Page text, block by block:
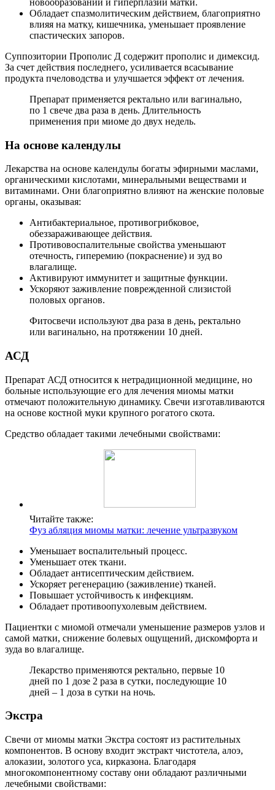
Обладает спазмолитическим действием, благоприятно
влияя на матку, кишечника, уменьшает проявление
спастических запоров.
Суппозитории Прополис Д содержит прополис и димексид.
За счет действия последнего, усиливается всасывание
продукта пчеловодства и улучшается эффект от лечения.
Препарат применяется ректально или вагинально,
по 1 свече два раза в день. Длительность
применения при миоме до двух недель.
На основе календулы
Лекарства на основе календулы богаты эфирными маслами,
органическими кислотами, минеральными веществами и
витаминами. Они благоприятно влияют на женские половые
органы, оказывая:
Антибактериальное, противогрибковое,
обеззараживающее действия.
Противовоспалительные свойства уменьшают
отечность, гиперемию (покраснение) и зуд во
влагалище.
Активируют иммунитет и защитные функции.
Ускоряют заживление поврежденной слизистой
половых органов.
Фитосвечи используют два раза в день, ректально
или вагинально, на протяжении 10 дней.
АСД
Препарат АСД относится к нетрадиционной медицине, но
больные использующие его для лечения миомы матки
отмечают положительную динамику. Свечи изготавливаются
на основе костной муки крупного рогатого скота.
Средство обладает такими лечебными свойствами:
Читайте также:
Фуз абляция миомы матки: лечение ультразвуком
Уменьшает воспалительный процесс.
Уменьшает отек ткани.
Обладает антисептическим действием.
Ускоряет регенерацию (заживление) тканей.
Повышает устойчивость к инфекциям.
Обладает противоопухолевым действием.
Пациентки с миомой отмечали уменьшение размеров узлов и
самой матки, снижение болевых ощущений, дискомфорта и
зуда во влагалище.
Лекарство применяются ректально, первые 10
дней по 1 дозе 2 раза в сутки, последующие 10
дней – 1 доза в сутки на ночь.
Экстра
Свечи от миомы матки Экстра состоят из растительных
компонентов. В основу входит экстракт чистотела, алоэ,
алоказии, золотого уса, кирказона. Благодаря
многокомпонентному составу они обладают различными
лечебными свойствами: